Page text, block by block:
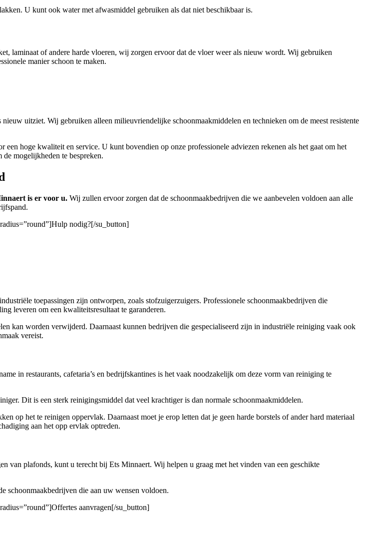
U kunt ook water met afwasmiddel gebruiken als dat niet beschikbaar is.
laminaat of andere harde vloeren, wij zorgen ervoor dat de vloer weer als nieuw wordt. Wij gebruiken
manier schoon te maken.
uitziet. Wij gebruiken alleen milieuvriendelijke schoonmaakmiddelen en technieken om de meest resistente
hoge kwaliteit en service. U kunt bovendien op onze professionele adviezen rekenen als het gaat om het
mogelijkheden te bespreken.
is er voor u. Wij zullen ervoor zorgen dat de schoonmaakbedrijven die we aanbevelen voldoen aan alle
nodig?[/su_button]
toepassingen zijn ontworpen, zoals stofzuigerzuigers. Professionele schoonmaakbedrijven die
leveren om een ​​kwaliteitsresultaat te garanderen.
kan worden verwijderd. Daarnaast kunnen bedrijven die gespecialiseerd zijn in industriële reiniging vaak ook
vereist.
in restaurants, cafetaria’s en bedrijfskantines is het vaak noodzakelijk om deze vorm van reiniging te
Dit is een sterk reinigingsmiddel dat veel krachtiger is dan normale schoonmaakmiddelen.
op het te reinigen oppervlak. Daarnaast moet je erop letten dat je geen harde borstels of ander hard materiaal
aan het opp ervlak optreden.
van plafonds, kunt u terecht bij Ets Minnaert. Wij helpen u graag met het vinden van een geschikte
schoonmaakbedrijven die aan uw wensen voldoen.
aanvragen[/su_button]